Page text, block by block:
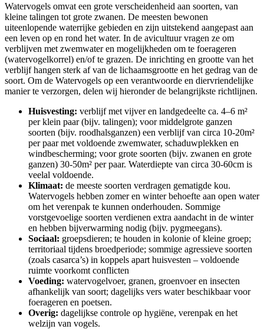
Watervogels omvat een grote verscheidenheid aan soorten, van
kleine talingen tot grote zwanen. De meesten bewonen
uiteenlopende waterrijke gebieden en zijn uitstekend aangepast aan
een leven op en rond het water. In de avicultuur vragen ze om
verblijven met zwemwater en mogelijkheden om te foerageren
(watervogelkorrel) en/of te grazen. De inrichting en grootte van het
verblijf hangen sterk af van de lichaamsgrootte en het gedrag van de
soort. Om de Watervogels op een verantwoorde en diervriendelijke
manier te verzorgen, delen wij hieronder de belangrijkste richtlijnen.
Huisvesting: verblijf met vijver en landgedeelte ca. 4–6 m²
per klein paar (bijv. talingen); voor middelgrote ganzen
soorten (bijv. roodhalsganzen) een verblijf van circa 10-20m²
per paar met voldoende zwemwater, schaduwplekken en
windbescherming; voor grote soorten (bijv. zwanen en grote
ganzen) 30-50m² per paar. Waterdiepte van circa 30-60cm is
veelal voldoende.
Klimaat: de meeste soorten verdragen gematigde kou.
Watervogels hebben zomer en winter behoefte aan open water
om het verenpak te kunnen onderhouden. Sommige
vorstgevoelige soorten verdienen extra aandacht in de winter
en hebben bijverwarming nodig (bijv. pygmeegans).
Sociaal: groepsdieren; te houden in kolonie of kleine groep;
territoriaal tijdens broedperiode; sommige agressieve soorten
(zoals casarca’s) in koppels apart huisvesten – voldoende
ruimte voorkomt conflicten
Voeding: watervogelvoer, granen, groenvoer en insecten
afhankelijk van soort; dagelijks vers water beschikbaar voor
foerageren en poetsen.
Overig: dagelijkse controle op hygiëne, verenpak en het
welzijn van vogels.